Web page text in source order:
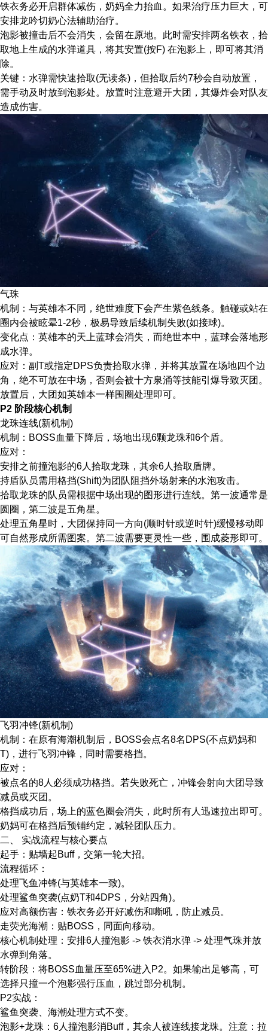
​铁衣务必开启群体减伤，奶妈全力抬血。如果治疗压力巨大，可
安排龙吟切奶心法辅助治疗。
泡影被撞击后不会消失，会留在原地。此时需安排两名铁衣，拾
取地上生成的水弹道具，将其安置(按F)​​ 在泡影上，即可将其消
除。
​关键​：水弹需快速拾取​(无读条)，但拾取后约7秒会自动放置，
需手动及时放到泡影处。放置时注意避开大团，其爆炸会对队友
造成伤害。
​气珠​
​机制​：与英雄本不同，绝世难度下会产生紫色线条。触碰或站在
圈内会被眩晕1-2秒，极易导致后续机制失败(如接球)。
​变化点​：英雄本的天上蓝球会消失，而绝世本中，蓝球会落地形
成水弹。
​应对​：副T或指定DPS负责拾取水弹，并将其放置在场地四个边
角，绝不可放在中场，否则会被十方泉涌等技能引爆导致灭团。
放置后，大团如英雄本一样围圈处理即可。
P2 阶段核心机制
​龙珠连线(新机制)​​
​机制​：BOSS血量下降后，场地出现6颗龙珠和6个盾。
​应对​：
安排之前撞泡影的6人拾取龙珠，其余6人拾取盾牌。
持盾队员需用格挡(Shift)为团队阻挡外场射来的水泡攻击。
拾取龙珠的队员需根据中场出现的图形进行连线。​第一波通常是
圆圈，第二波是五角星。
处理五角星时，​大团保持同一方向(顺时针或逆时针)缓慢移动即
可自然形成所需图案。第二波需要更灵性一些，围成菱形即可。
​飞羽冲锋(新机制)​​
​机制​：在原有海潮机制后，BOSS会点名8名DPS​(不点奶妈和
T)，进行飞羽冲锋，同时需要格挡。
​应对​：
被点名的8人必须成功格挡。若失败死亡，冲锋会射向大团导致
减员或灭团。
格挡成功后，场上的蓝色圈会消失，此时所有人迅速拉出即可。
奶妈可在格挡后预铺约定，减轻团队压力。
​二、 实战流程与核心要点​
​起手​：贴墙起Buff，交第一轮大招。
​流程循环​：
处理飞鱼冲锋​(与英雄本一致)。
处理鲨鱼突袭​(点奶T和4DPS，分站四角)。
应对高额伤害​：铁衣务必开好减伤和嘶吼，防止减员。
走荧光海潮​：贴BOSS，同面向移动。
​核心机制处理​：安排6人撞泡影 -> 铁衣消水弹 -> 处理气珠并放
水弹到角落。
​转阶段​：将BOSS血量压至65%进入P2。如果输出足够高，可
选择只撞一个泡影强行压血，跳过部分机制。
​P2实战​：
鲨鱼突袭、海潮处理方式不变。
​泡影+龙珠​：6人撞泡影消Buff，其余人被连线接龙珠。​注意：拉